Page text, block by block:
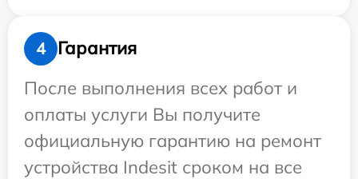
4
Гарантия
После выполнения всех работ и
оплаты услуги Вы получите
официальную гарантию на ремонт
устройства Indesit сроком на все